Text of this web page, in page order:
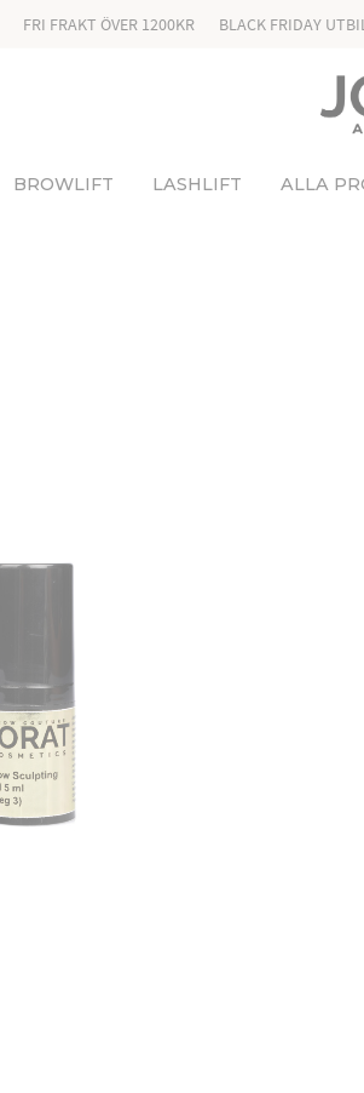
FRI FRAKT ÖVER 1200KR BLACK FRIDAY
BROWLIFT LASHLIFT ALLA